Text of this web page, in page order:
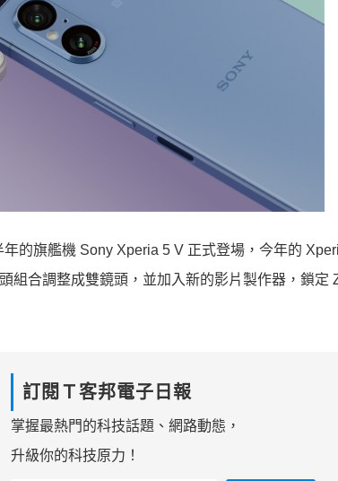
的旗艦機 Sony Xperia 5 V 正式登場，今年的
組合調整成雙鏡頭，並加入新的影片製作器，鎖定
訂閱Ｔ客邦電子日報
掌握最熱門的科技話題、網路動態，
升級你的科技原力！